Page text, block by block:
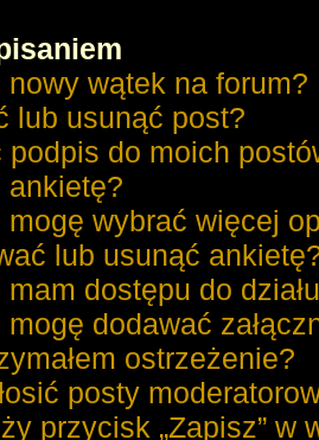
wątek na forum?
lub usunąć post?
podpis do moich
ankietę?
mogę wybrać więcej
lub usunąć
dostępu do
dodawać
ostrzeżenie?
posty
przycisk „Zapisz”